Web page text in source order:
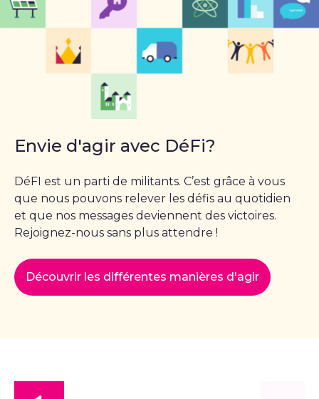
Envie d'agir avec DéFi?
DéFI est un parti de militants. C’est grâce à vous
que nous pouvons relever les défis au quotidien
et que nos messages deviennent des victoires.
Rejoignez-nous sans plus attendre !
Découvrir les différentes manières d'agir